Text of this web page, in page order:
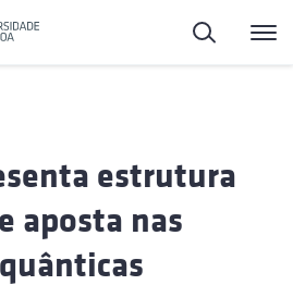
Pesquisa
estrutura
aposta nas